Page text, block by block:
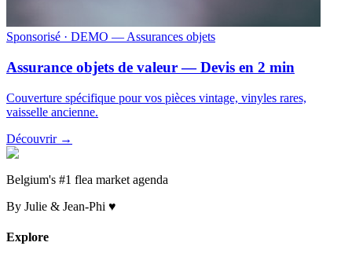
Sponsorisé · DEMO — Assurances objets
Assurance objets de valeur — Devis en 2 min
Couverture spécifique pour vos pièces vintage, vinyles rares,
vaisselle ancienne.
Découvrir →
Belgium's #1 flea market agenda
By Julie & Jean-Phi ♥
Explore